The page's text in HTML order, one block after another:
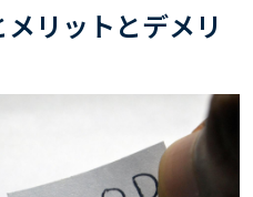
リットとデメリ